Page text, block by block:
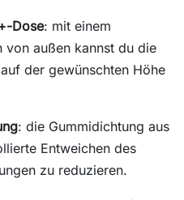
Dose: mit einem
von außen kannst du die
der gewünschten Höhe
: die Gummidichtung aus
Entweichen des
zu reduzieren.